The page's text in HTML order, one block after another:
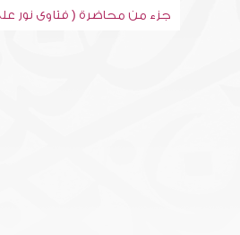
جزء من محاضرة ( فتاوى نور على